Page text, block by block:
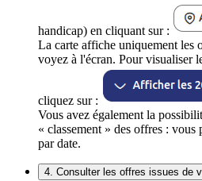
handicap) en cliquant sur :
La carte affiche uniquement les
voyez à l'écran. Pour visualiser
cliquez sur :
Vous avez également la
« classement » des offres :
par date.
4. Consulter les offres issues de